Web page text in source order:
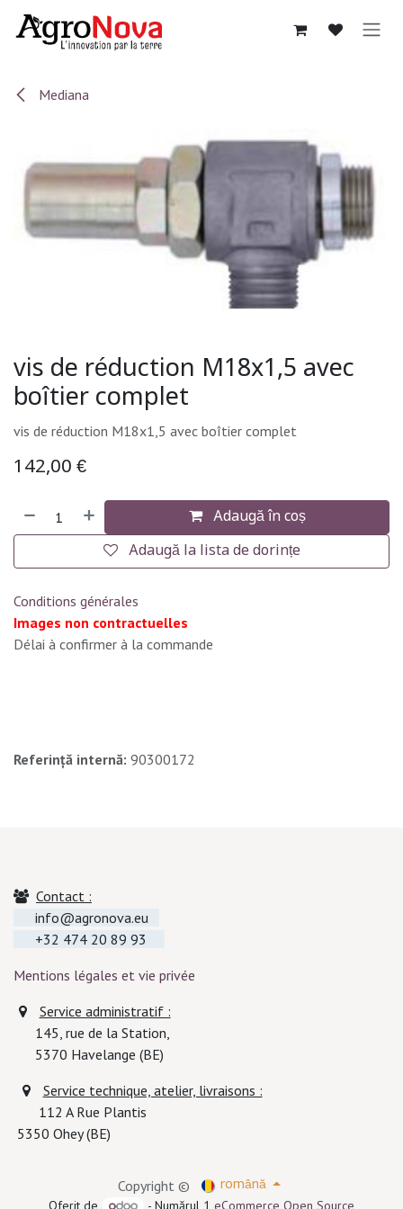
Mediana
vis de réduction M18x1,5 avec
boîtier complet
vis de réduction M18x1,5 avec boîtier complet
142,00 €
Adaugă în coș
Adaugă la lista de dorințe
Conditions générales
Images non contractuelles
Délai à confirmer à la commande
Referință internă: 90300172
Contact :
info@agronova.eu
+32 474 20 89 93
Mentions légales et vie privée
Service administratif :
145, rue de la Station,
5370 Havelange (BE)
Service technique, atelier, livraisons :
112 A Rue Plantis
5350 Ohey (BE)
Copyright ©
română
Oferit de
- Numărul 1eCommerce Open Source